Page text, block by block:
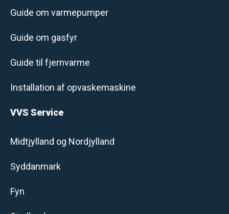
Guide om varmepumper
Guide om gasfyr
Guide til fjernvarme
Installation af opvaskemaskine
VVS Service
Midtjylland og Nordjylland
Syddanmark
Fyn